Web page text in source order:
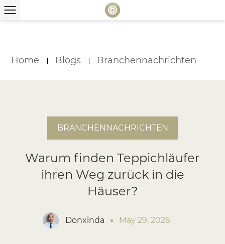
Home Blogs Branchennachrichten
BRANCHENNACHRICHTEN
Warum finden Teppichläufer
ihren Weg zurück in die
Häuser?
Donxinda May 29, 2026